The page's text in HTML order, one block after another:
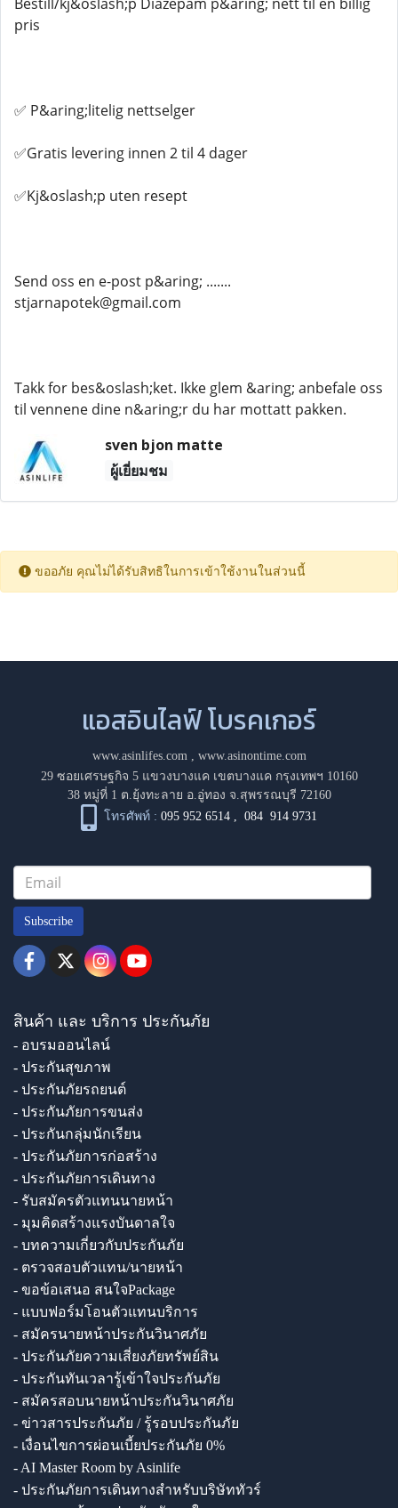
pris
✅ P&aring;litelig nettselger
✅Gratis levering innen 2 til 4 dager
✅Kj&oslash;p uten resept
Send oss ​​en e-post p&aring; .......
stjarnapotek@gmail.com
Takk for bes&oslash;ket. Ikke glem &aring; anbefale oss
til vennene dine n&aring;r du har mottatt pakken.
sven bjon matte
ผู้เยี่ยมชม
ขออภัย คุณไม่ได้รับสิทธิในการเข้าใช้งานในส่วนนี้
แอสอินไลฟ์ โบรคเกอร์
www.asinlifes.com, www.asinontime.com
29 ซอยเศรษฐกิจ 5 แขวงบางแค เขตบางแค กรุงเทพฯ 10160
38 หมู่ที่ 1 ต.ยุ้งทะลาย อ.อู่ทอง จ.สุพรรณบุรี 72160
โทรศัพท์ : 095 952 6514 ,084 914 9731
Subscribe
สินค้า และ บริการ ประกันภัย
- อบรมออนไลน์
- ประกันสุขภาพ
- ประกันภัยรถยนต์
- ประกันภัยการขนส่ง
- ประกันกลุ่มนักเรียน
- ประกันภัยการก่อสร้าง
- ประกันภัยการเดินทาง
- รับสมัครตัวแทนนายหน้า
- มุมคิดสร้างแรงบันดาลใจ
- บทความเกี่ยวกับประกันภัย
- ตรวจสอบตัวแทน/นายหน้า
- ขอข้อเสนอ สนใจPackage
- แบบฟอร์มโอนตัวแทนบริการ
- สมัครนายหน้าประกันวินาศภัย
- ประกันภัยความเสี่ยงภัยทรัพย์สิน
- ประกันทันเวลารู้เข้าใจประกันภัย
- สมัครสอบนายหน้าประกันวินาศภัย
- ข่าวสารประกันภัย / รู้รอบประกันภัย
- เงื่อนไขการผ่อนเบี้ยประกันภัย 0%
- AI Master Room by Asinlife
- ประกันภัยการเดินทางสำหรับบริษัททัวร์